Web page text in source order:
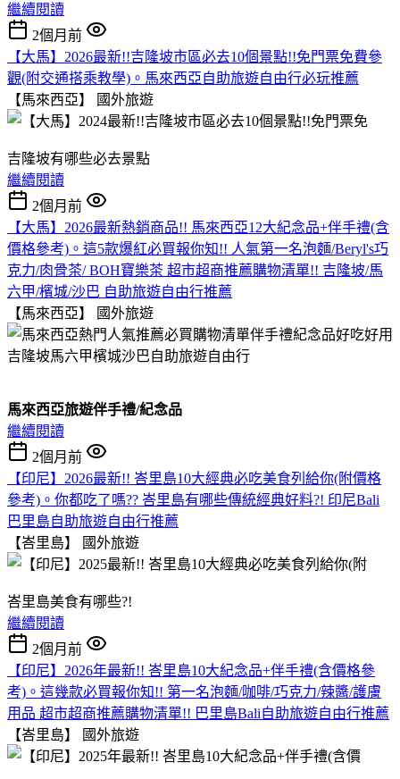
繼續閱讀
2個月前
【大馬】2026最新!!吉隆坡市區必去10個景點!!免門票免費參
觀(附交通搭乘教學)。馬來西亞自助旅遊自由行必玩推薦
【馬來西亞】
國外旅遊
吉隆坡有哪些必去景點
繼續閱讀
2個月前
【大馬】2026最新熱銷商品!! 馬來西亞12大紀念品+伴手禮(含
價格參考)。這5款爆紅必買報你知!! 人氣第一名泡麵/Beryl's巧
克力/肉骨茶/ BOH寶樂茶 超市超商推薦購物清單!! 吉隆坡/馬
六甲/檳城/沙巴 自助旅遊自由行推薦
【馬來西亞】
國外旅遊
馬來西亞旅遊伴手禮/紀念品
繼續閱讀
2個月前
【印尼】2026最新!! 峇里島10大經典必吃美食列給你(附價格
參考)。你都吃了嗎?? 峇里島有哪些傳統經典好料?! 印尼Bali
巴里島自助旅遊自由行推薦
【峇里島】
國外旅遊
峇里島美食有哪些?!
繼續閱讀
2個月前
【印尼】2026年最新!! 峇里島10大紀念品+伴手禮(含價格參
考)。這幾款必買報你知!! 第一名泡麵/咖啡/巧克力/辣醬/護膚
用品 超市超商推薦購物清單!! 巴里島Bali自助旅遊自由行推薦
【峇里島】
國外旅遊